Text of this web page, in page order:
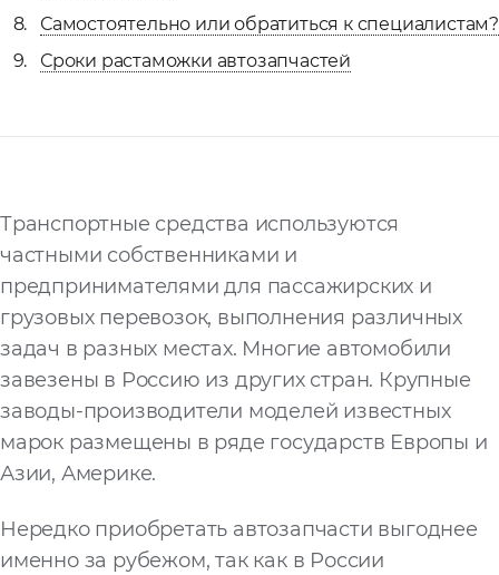
Самостоятельно или обратиться к специалистам?
Сроки растаможки автозапчастей
Транспортные средства используются
частными собственниками и
предпринимателями для пассажирских и
грузовых перевозок, выполнения различных
задач в разных местах. Многие автомобили
завезены в Россию из других стран. Крупные
заводы-производители моделей известных
марок размещены в ряде государств Европы и
Азии, Америке.
Нередко приобретать автозапчасти выгоднее
именно за рубежом, так как в России
данных